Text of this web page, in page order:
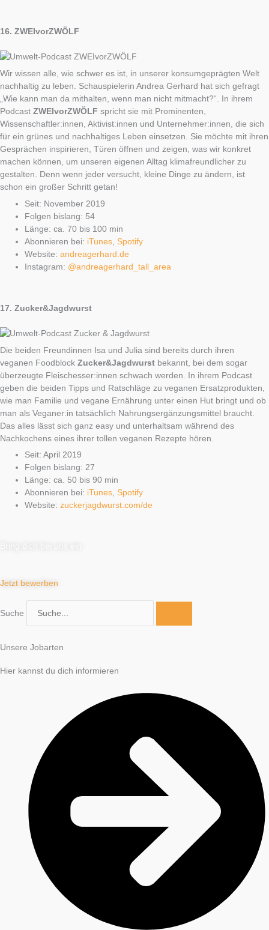
16. ZWEIvorZWÖLF
Wir wissen alle, wie schwer es ist, in unserer konsumgeprägten Welt
nachhaltig zu leben. Schauspielerin Andrea Gerhard hat sich gefragt
„Wie kann man da mithalten, wenn man nicht mitmacht?“. In ihrem
Podcast ZWEIvorZWÖLF spricht sie mit Prominenten,
Wissenschaftler:innen, Aktivist:innen und Unternehmer:innen, die sich
für ein grünes und nachhaltiges Leben einsetzen. Sie möchte mit ihren
Gesprächen inspirieren, Türen öffnen und zeigen, was wir konkret
machen können, um unseren eigenen Alltag klimafreundlicher zu
gestalten. Denn wenn jeder versucht, kleine Dinge zu ändern, ist
schon ein großer Schritt getan!
Seit: November 2019
Folgen bislang: 54
Länge: ca. 70 bis 100 min
Abonnieren bei: iTunes Spotify
Website:andreagerhard.de
Instagram: @andreagerhard_tall_area
17. Zucker&Jagdwurst
Die beiden Freundinnen Isa und Julia sind bereits durch ihren
veganen Foodblock Zucker&Jagdwurst bekannt, bei dem sogar
überzeugte Fleischesser:innen schwach werden. In ihrem Podcast
geben die beiden Tipps und Ratschläge zu veganen Ersatzprodukten,
wie man Familie und vegane Ernährung unter einen Hut bringt und ob
man als Veganer:in tatsächlich Nahrungsergänzungsmittel braucht.
Das alles lässt sich ganz easy und unterhaltsam während des
Nachkochens eines ihrer tollen veganen Rezepte hören.
Seit: April 2019
Folgen bislang: 27
Länge: ca. 50 bis 90 min
Abonnieren bei: iTunes, Spotify
Website:zuckerjagdwurst.com/de
Jetzt bewerben
Suche
Unsere Jobarten
Hier kannst du dich informieren